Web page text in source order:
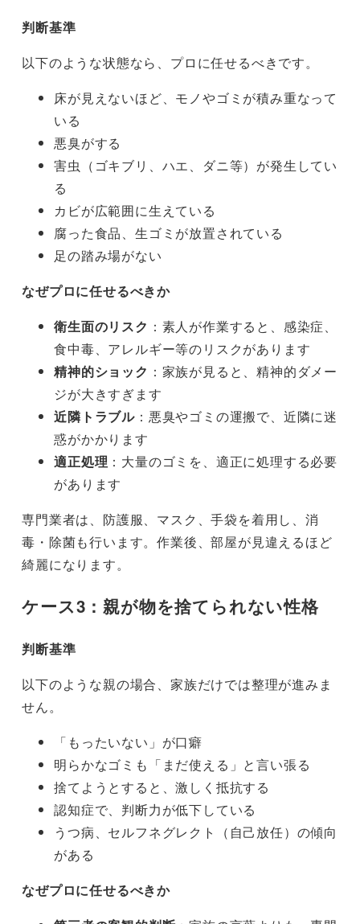
判断基準
以下のような状態なら、プロに任せるべきです。
床が見えないほど、モノやゴミが積み重なって
いる
悪臭がする
害虫（ゴキブリ、ハエ、ダニ等）が発生してい
る
カビが広範囲に生えている
腐った食品、生ゴミが放置されている
足の踏み場がない
なぜプロに任せるべきか
衛生面のリスク ：素人が作業すると、感染症、
食中毒、アレルギー等のリスクがあります
精神的ショック ：家族が見ると、精神的ダメー
ジが大きすぎます
近隣トラブル ：悪臭やゴミの運搬で、近隣に迷
惑がかかります
適正処理 ：大量のゴミを、適正に処理する必要
があります
専門業者は、防護服、マスク、手袋を着用し、消
毒・除菌も行います。作業後、部屋が見違えるほど
綺麗になります。
ケース3：親が物を捨てられない性格
判断基準
以下のような親の場合、家族だけでは整理が進みま
せん。
「もったいない」が口癖
明らかなゴミも「まだ使える」と言い張る
捨てようとすると、激しく抵抗する
認知症で、判断力が低下している
うつ病、セルフネグレクト（自己放任）の傾向
がある
なぜプロに任せるべきか